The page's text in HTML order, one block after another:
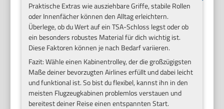
Praktische Extras wie ausziehbare Griffe, stabile Rollen
oder Innenfächer können den Alltag erleichtern.
Überlege, ob du Wert auf ein TSA-Schloss legst oder ob
ein besonders robustes Material für dich wichtig ist.
Diese Faktoren können je nach Bedarf variieren.
Fazit: Wähle einen Kabinentrolley, der die großzügigsten
Maße deiner bevorzugten Airlines erfüllt und dabei leicht
und funktional ist. So bist du flexibel, kannst ihn in den
meisten Flugzeugkabinen problemlos verstauen und
bereitest deiner Reise einen entspannten Start.